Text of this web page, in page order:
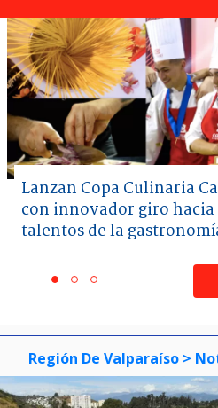
Lanzan Copa Culinaria
con innovador giro
talentos de la
itemitemitem
Región De Valparaíso >